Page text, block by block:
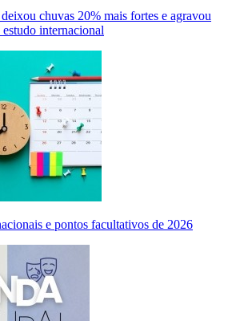
chuvas 20% mais fortes e agravou
internacional
e pontos facultativos de 2026